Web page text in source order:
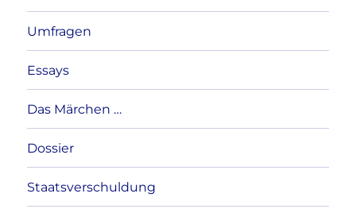
Umfragen
Essays
Das Märchen …
Dossier
Staatsverschuldung